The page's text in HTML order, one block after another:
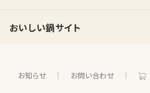
おいしい鍋サイト
お知らせ お問い合わせ